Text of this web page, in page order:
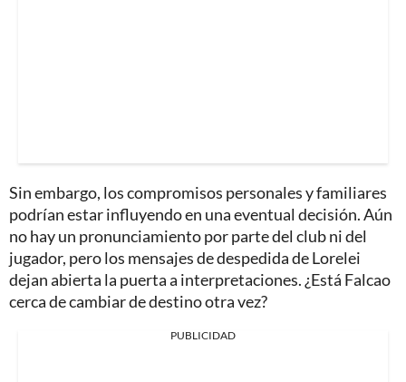
Sin embargo, los compromisos personales y familiares
podrían estar influyendo en una eventual decisión. Aún
no hay un pronunciamiento por parte del club ni del
jugador, pero los mensajes de despedida de Lorelei
dejan abierta la puerta a interpretaciones. ¿Está Falcao
cerca de cambiar de destino otra vez?
PUBLICIDAD